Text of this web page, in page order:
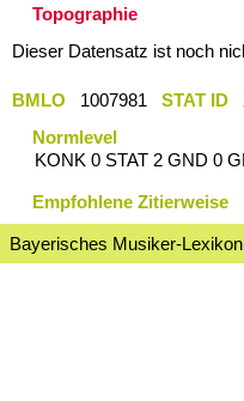
Topographie
Dieser Datensatz ist noch
BMLO 1007981 STAT ID
Normlevel
KONK 0 STAT 2 GND 0
Empfohlene Zitierweise
Bayerisches Musiker-